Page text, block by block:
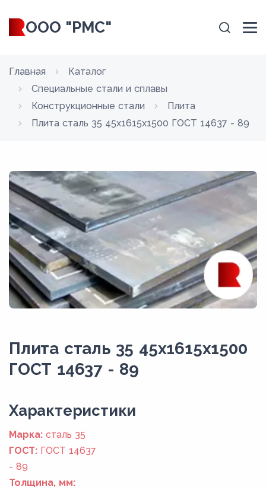
ООО "РМС"
Главная
Каталог
Специальные стали и сплавы
Конструкционные стали
Плита
Плита сталь 35 45x1615x1500 ГОСТ 14637 - 89
Плита сталь 35 45x1615x1500
ГОСТ 14637 - 89
Xарактеристики
Марка: сталь 35
ГОСТ: ГОСТ 14637
- 89
Толщина, мм: